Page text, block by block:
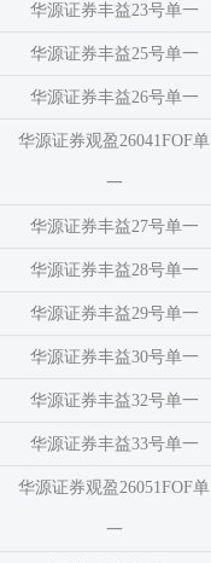
华源证券丰益23号单一
华源证券丰益25号单一
华源证券丰益26号单一
华源证券观盈26041FOF单
一
华源证券丰益27号单一
华源证券丰益28号单一
华源证券丰益29号单一
华源证券丰益30号单一
华源证券丰益32号单一
华源证券丰益33号单一
华源证券观盈26051FOF单
一